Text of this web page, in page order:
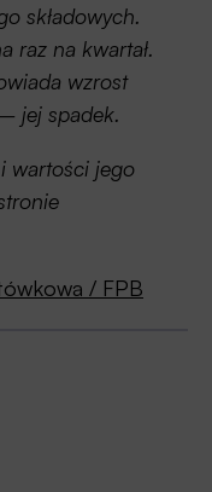
składowych.
raz na kwartał.
wzrost
jej spadek.
wartości jego
/ FPB